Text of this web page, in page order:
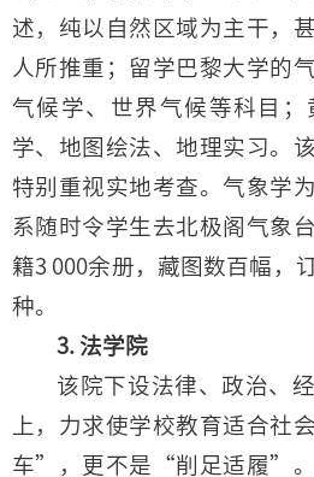
述，纯以自然区域为主干，
人所推重；留学巴黎大学的
气候学、世界气候等科目
学、地图绘法、地理实习。
特别重视实地考查。气象学
系随时令学生去北极阁气象
籍3 000余册，藏图数百幅，
种。
3. 法学院
该院下设法律、政治、
上，力求使学校教育适合社
车”，更不是“削足适履”。